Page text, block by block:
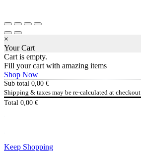
×
Your Cart
Cart is empty.
Fill your cart with amazing items
Shop Now
Sub total 0,00 €
Shipping & taxes may be re-calculated at checkout
Total 0,00 €
Keep Shopping